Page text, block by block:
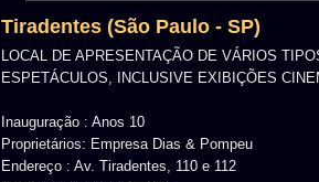
Tiradentes (São Paulo - SP)
LOCAL DE APRESENTAÇÃO DE VÁRIOS
ESPETÁCULOS, INCLUSIVE EXIBIÇÕES
Inauguração : Anos 10
Proprietários: Empresa Dias & Pompeu
Endereço : Av. Tiradentes, 110 e 112